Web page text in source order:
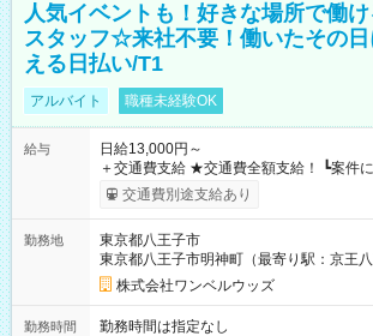
人気イベントも！好きな場所で働
スタッフ☆来社不要！働いたその日
える日払い/T1
アルバイト 職種未経験OK
給与
日給13,000円～
＋交通費支給 ★交通費全額支給！ ┗案件により規定あり ★日払
いOK！（規定あり） ┗働いたその日に現
ンビニATMから 日払い分を引き落とせます！ 【試用期
交通費別途支給あり
勤務地
東京都八王子市
東京都八王子市明神町（最寄り駅：京王八
株式会社ワンベルウッズ
勤務時間
勤務時間は指定なし